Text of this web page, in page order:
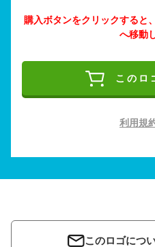
購入ボタンをクリックすると
へ移動
このロ
利用規
このロゴにつ